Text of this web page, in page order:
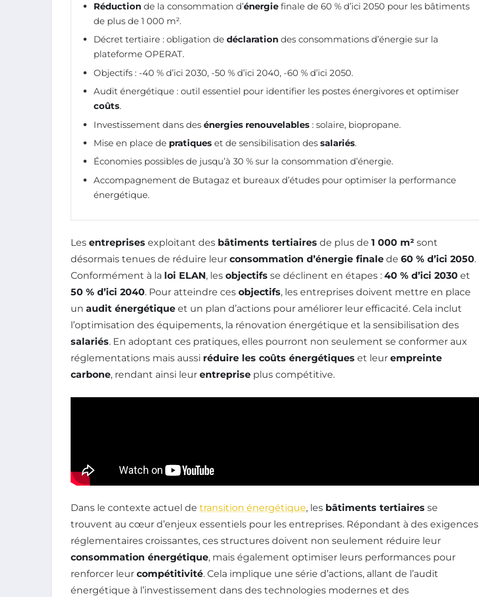
Réduction de la consommation d’énergie finale de 60 % d’ici 2050 pour les bâtiments
de plus de 1 000 m².
Décret tertiaire : obligation de déclaration des consommations d’énergie sur la
plateforme OPERAT.
Objectifs : -40 % d’ici 2030, -50 % d’ici 2040, -60 % d’ici 2050.
Audit énergétique : outil essentiel pour identifier les postes énergivores et optimiser
coûts.
Investissement dans des énergies renouvelables : solaire, biopropane.
Mise en place de pratiques et de sensibilisation des salariés.
Économies possibles de jusqu’à 30 % sur la consommation d’énergie.
Accompagnement de Butagaz et bureaux d’études pour optimiser la performance
énergétique.
Les entreprises exploitant des bâtiments tertiaires de plus de 1 000 m² sont
désormais tenues de réduire leur consommation d’énergie finale de 60 % d’ici 2050.
Conformément à la loi ELAN, les objectifs se déclinent en étapes : 40 % d’ici 2030 et
50 % d’ici 2040. Pour atteindre ces objectifs, les entreprises doivent mettre en place
un audit énergétique et un plan d’actions pour améliorer leur efficacité. Cela inclut
l’optimisation des équipements, la rénovation énergétique et la sensibilisation des
salariés. En adoptant ces pratiques, elles pourront non seulement se conformer aux
réglementations mais aussi réduire les coûts énergétiques et leur empreinte
carbone, rendant ainsi leur entreprise plus compétitive.
Dans le contexte actuel de transition énergétique, les bâtiments tertiaires se
trouvent au cœur d’enjeux essentiels pour les entreprises. Répondant à des exigences
réglementaires croissantes, ces structures doivent non seulement réduire leur
consommation énergétique, mais également optimiser leurs performances pour
renforcer leur compétitivité. Cela implique une série d’actions, allant de l’audit
énergétique à l’investissement dans des technologies modernes et des